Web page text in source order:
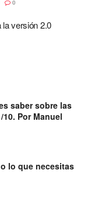
0
versión 2.0
saber sobre las
Por Manuel
lo que necesitas